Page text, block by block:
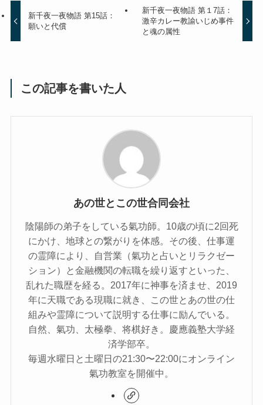
新千夜一夜物語 第15話：
願いと代償
新千夜一夜物語 第１7話：
激辛カレー教諭いじめ事件
と魂の属性
この記事を書いた人
あの世とこの世合同会社
陰陽師の弟子をしている氣功師。10歳の頃に2回死
にかけ、地球との繋がりを体感。その後、仕事運
の霊障により、自営業（氣功と占いとリラクゼー
ション）と金融機関の転職を繰り返すといった、
乱れた職歴を経る。2017年に神事を済ませ、2019
年に天職である現職に就き、この世とあの世の仕
組みや霊障について説明する仕事に励んでいる。
自然、氣功、太極拳、将棋好き。慶應義塾大学経
済学部卒。
毎週水曜日と土曜日の21:30〜22:00にオンライン
氣功教室を開催中。